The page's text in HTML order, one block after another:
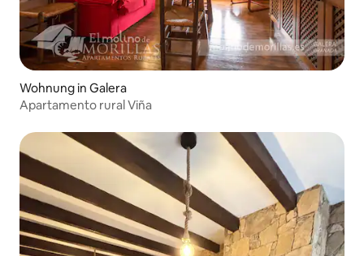
Wohnung in Galera
Apartamento rural Viña